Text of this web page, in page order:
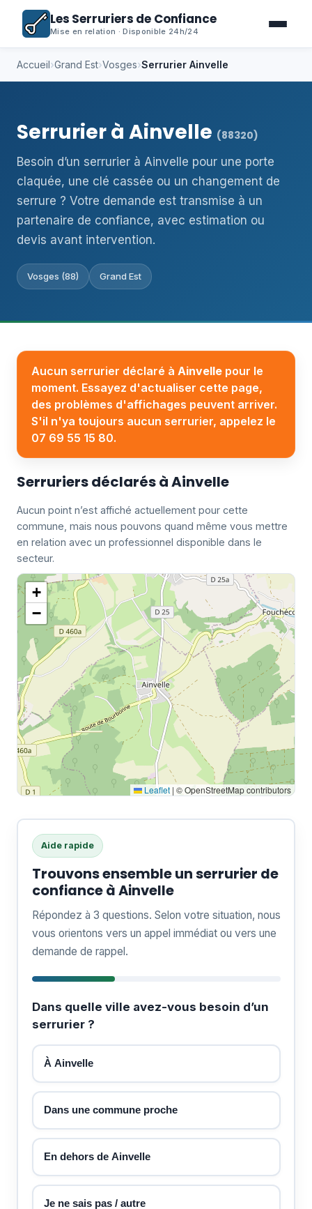
Les Serruriers de Confiance
Mise en relation · Disponible 24h/24
Accueil›Grand Est›Vosges›Serrurier Ainvelle
Serrurier à Ainvelle (88320)
Besoin d’un serrurier à Ainvelle pour une porte
claquée, une clé cassée ou un changement de
serrure ? Votre demande est transmise à un
partenaire de confiance, avec estimation ou
devis avant intervention.
Vosges (88) Grand Est
Aucun serrurier déclaré à Ainvelle pour le
moment. Essayez d'actualiser cette page,
des problèmes d'affichages peuvent arriver.
S'il n'ya toujours aucun serrurier, appelez le
07 69 55 15 80.
Serruriers déclarés à Ainvelle
Aucun point n’est affiché actuellement pour cette
commune, mais nous pouvons quand même vous mettre
en relation avec un professionnel disponible dans le
secteur.
+
−
Leaflet | © OpenStreetMap contributors
Aide rapide
Trouvons ensemble un serrurier de
confiance à Ainvelle
Répondez à 3 questions. Selon votre situation, nous
vous orientons vers un appel immédiat ou vers une
demande de rappel.
Dans quelle ville avez-vous besoin d’un
serrurier ?
À Ainvelle
Dans une commune proche
En dehors de Ainvelle
Je ne sais pas / autre